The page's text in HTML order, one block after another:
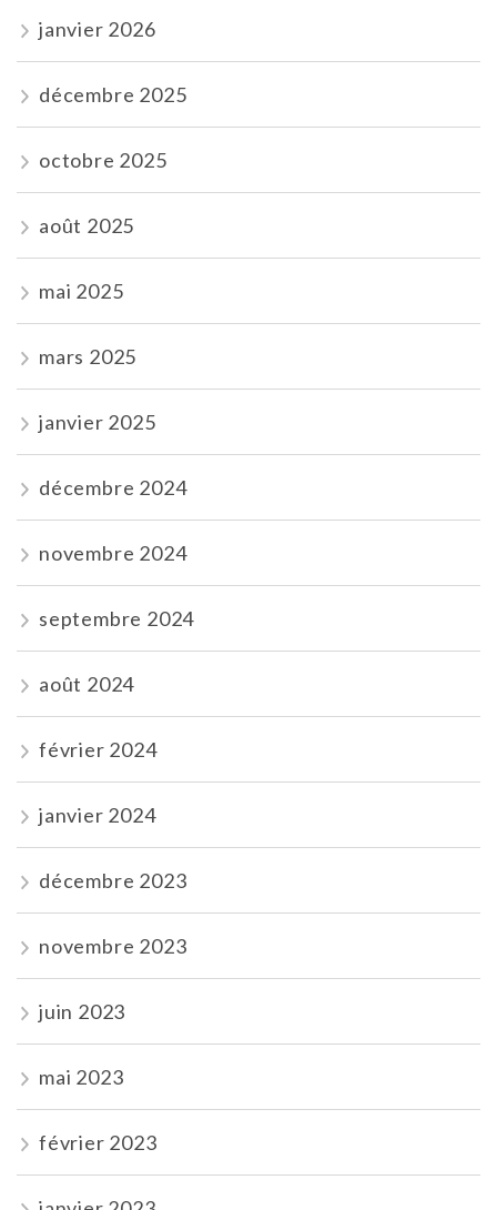
janvier 2026
décembre 2025
octobre 2025
août 2025
mai 2025
mars 2025
janvier 2025
décembre 2024
novembre 2024
septembre 2024
août 2024
février 2024
janvier 2024
décembre 2023
novembre 2023
juin 2023
mai 2023
février 2023